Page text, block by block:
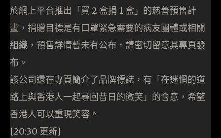
於網上平台推出「買 2 盒捐 1 盒」的慈善預售計
畫，捐贈目標是有口罩緊急需要的病友團體或相關
組織，預售詳情暫未有公布，請密切留意其專頁發
布。
該公司還在專頁簡介了品牌標誌，有「在迷惘的道
路上與香港人一起尋回昔日的微笑」的含意，希望
香港人可以重現笑容。
[20:30 更新]